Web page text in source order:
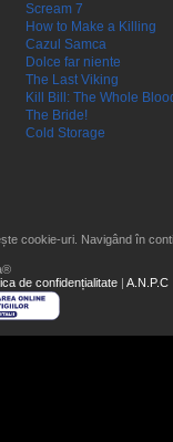
Scream 7
How to Make a Killing
Cazul Samca
Dolce far niente
The Last Viking
Kill Bill: The Whole
The Bride!
Cold Storage
cookie-uri. Navigând în
de confidențialitate | A.N.P.C